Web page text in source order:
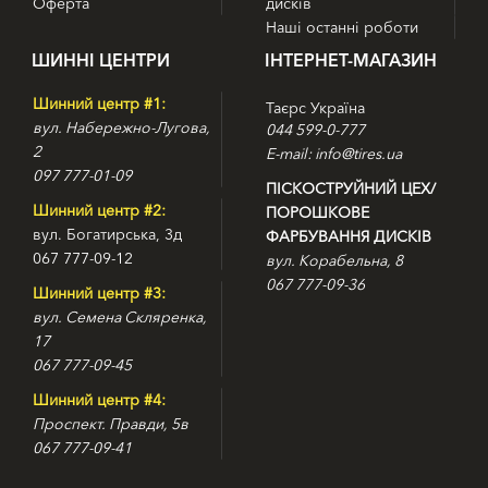
забезпеченню тривалого терміну служби. Для цього ними
був використаний дуже простий, але в той же час
якого збільшена до 9 мм. У звязку з цим не можна не
відзначити наявність в складі гумової суміші ряду
компонентів, що перешкоджають абразивного і
нерівномірного зносу. Крім того, в плечових зонах
містяться масивні блоки, які в числі інших переваг
забезпечують більш рівномірний розподіл зовнішньої
навантаження по плямі контакту, що також знижує ризик
передчасного стирання робочої поверхні протекторного
шару.
Основні особливості моделі Kormoran Stud
- продумана система шипування за допомогою
автоматизованого обладнання, що формує на протекторі
шість безперервних рядів;
- підвищена щільність розташування ламелей, покращує
за рахунок перпендикулярного розташування формованих
ними крайок підвищує ефективність роботи протектора при
наборі швидкості і гальмуванні;
Наші останні роботи
ШИННІ ЦЕНТРИ
Шинний центр #1:
вул. Набережно-Лугова,
2
097 777-01-09
Шинний центр #2:
вул. Богатирська, 3д
067 777-09-12
Шинний центр #3:
вул. Семена Скляренка,
17
067 777-09-45
Шинний центр #4:
Проспект. Правди, 5в
067 777-09-41
ІНТЕРНЕТ-МАГАЗИН
Таєрс Україна
044 599-0-777
E-mail: info@tires.ua
ПІСКОСТРУЙНИЙ ЦЕХ/
ПОРОШКОВЕ
ФАРБУВАННЯ ДИСКІВ
вул. Корабельна, 8
067 777-09-36